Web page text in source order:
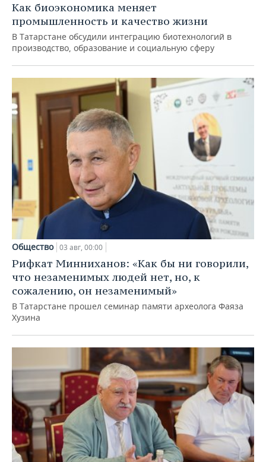
Как биоэкономика меняет
промышленность и качество жизни
В Татарстане обсудили интеграцию биотехнологий в
производство, образование и социальную сферу
Общество 03 авг, 00:00
Рифкат Минниханов: «Как бы ни говорили,
что незаменимых людей нет, но, к
сожалению, он незаменимый»
В Татарстане прошел семинар памяти археолога Фаяза
Хузина